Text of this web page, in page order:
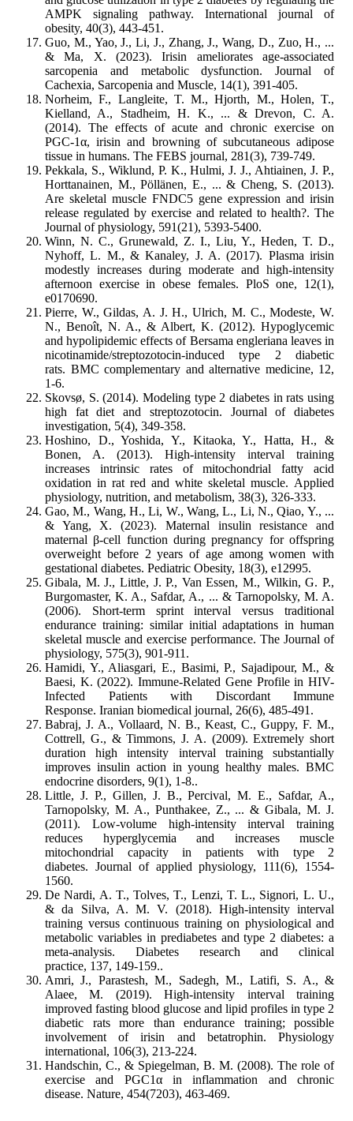
AMPK signaling pathway. International journal of
obesity, 40(3), 443-451.
Guo, M., Yao, J., Li, J., Zhang, J., Wang, D., Zuo, H., ...
& Ma, X. (2023). Irisin ameliorates age‐associated
sarcopenia and metabolic dysfunction. Journal of
Cachexia, Sarcopenia and Muscle, 14(1), 391-405.
Norheim, F., Langleite, T. M., Hjorth, M., Holen, T.,
Kielland, A., Stadheim, H. K., ... & Drevon, C. A.
(2014). The effects of acute and chronic exercise on
PGC‐1α, irisin and browning of subcutaneous adipose
tissue in humans. The FEBS journal, 281(3), 739-749.
Pekkala, S., Wiklund, P. K., Hulmi, J. J., Ahtiainen, J. P.,
Horttanainen, M., Pöllänen, E., ... & Cheng, S. (2013).
Are skeletal muscle FNDC5 gene expression and irisin
release regulated by exercise and related to health?. The
Journal of physiology, 591(21), 5393-5400.
Winn, N. C., Grunewald, Z. I., Liu, Y., Heden, T. D.,
Nyhoff, L. M., & Kanaley, J. A. (2017). Plasma irisin
modestly increases during moderate and high-intensity
afternoon exercise in obese females. PloS one, 12(1),
e0170690.
Pierre, W., Gildas, A. J. H., Ulrich, M. C., Modeste, W.
N., Benoît, N. A., & Albert, K. (2012). Hypoglycemic
and hypolipidemic effects of Bersama engleriana leaves in
nicotinamide/streptozotocin-induced type 2 diabetic
rats. BMC complementary and alternative medicine, 12,
1-6.
Skovsø, S. (2014). Modeling type 2 diabetes in rats using
high fat diet and streptozotocin. Journal of diabetes
investigation, 5(4), 349-358.
Hoshino, D., Yoshida, Y., Kitaoka, Y., Hatta, H., &
Bonen, A. (2013). High-intensity interval training
increases intrinsic rates of mitochondrial fatty acid
oxidation in rat red and white skeletal muscle. Applied
physiology, nutrition, and metabolism, 38(3), 326-333.
Gao, M., Wang, H., Li, W., Wang, L., Li, N., Qiao, Y., ...
& Yang, X. (2023). Maternal insulin resistance and
maternal β‐cell function during pregnancy for offspring
overweight before 2 years of age among women with
gestational diabetes. Pediatric Obesity, 18(3), e12995.
Gibala, M. J., Little, J. P., Van Essen, M., Wilkin, G. P.,
Burgomaster, K. A., Safdar, A., ... & Tarnopolsky, M. A.
(2006). Short‐term sprint interval versus traditional
endurance training: similar initial adaptations in human
skeletal muscle and exercise performance. The Journal of
physiology, 575(3), 901-911.
Hamidi, Y., Aliasgari, E., Basimi, P., Sajadipour, M., &
Baesi, K. (2022). Immune-Related Gene Profile in HIV-
Infected Patients with Discordant Immune
Response. Iranian biomedical journal, 26(6), 485-491.
Babraj, J. A., Vollaard, N. B., Keast, C., Guppy, F. M.,
Cottrell, G., & Timmons, J. A. (2009). Extremely short
duration high intensity interval training substantially
improves insulin action in young healthy males. BMC
endocrine disorders, 9(1), 1-8..
Little, J. P., Gillen, J. B., Percival, M. E., Safdar, A.,
Tarnopolsky, M. A., Punthakee, Z., ... & Gibala, M. J.
(2011). Low-volume high-intensity interval training
reduces hyperglycemia and increases muscle
mitochondrial capacity in patients with type 2
diabetes. Journal of applied physiology, 111(6), 1554-
1560.
De Nardi, A. T., Tolves, T., Lenzi, T. L., Signori, L. U.,
& da Silva, A. M. V. (2018). High-intensity interval
training versus continuous training on physiological and
metabolic variables in prediabetes and type 2 diabetes: a
meta-analysis. Diabetes research and clinical
practice, 137, 149-159..
Amri, J., Parastesh, M., Sadegh, M., Latifi, S. A., &
Alaee, M. (2019). High-intensity interval training
improved fasting blood glucose and lipid profiles in type 2
diabetic rats more than endurance training; possible
involvement of irisin and betatrophin. Physiology
international, 106(3), 213-224.
Handschin, C., & Spiegelman, B. M. (2008). The role of
exercise and PGC1α in inflammation and chronic
disease. Nature, 454(7203), 463-469.